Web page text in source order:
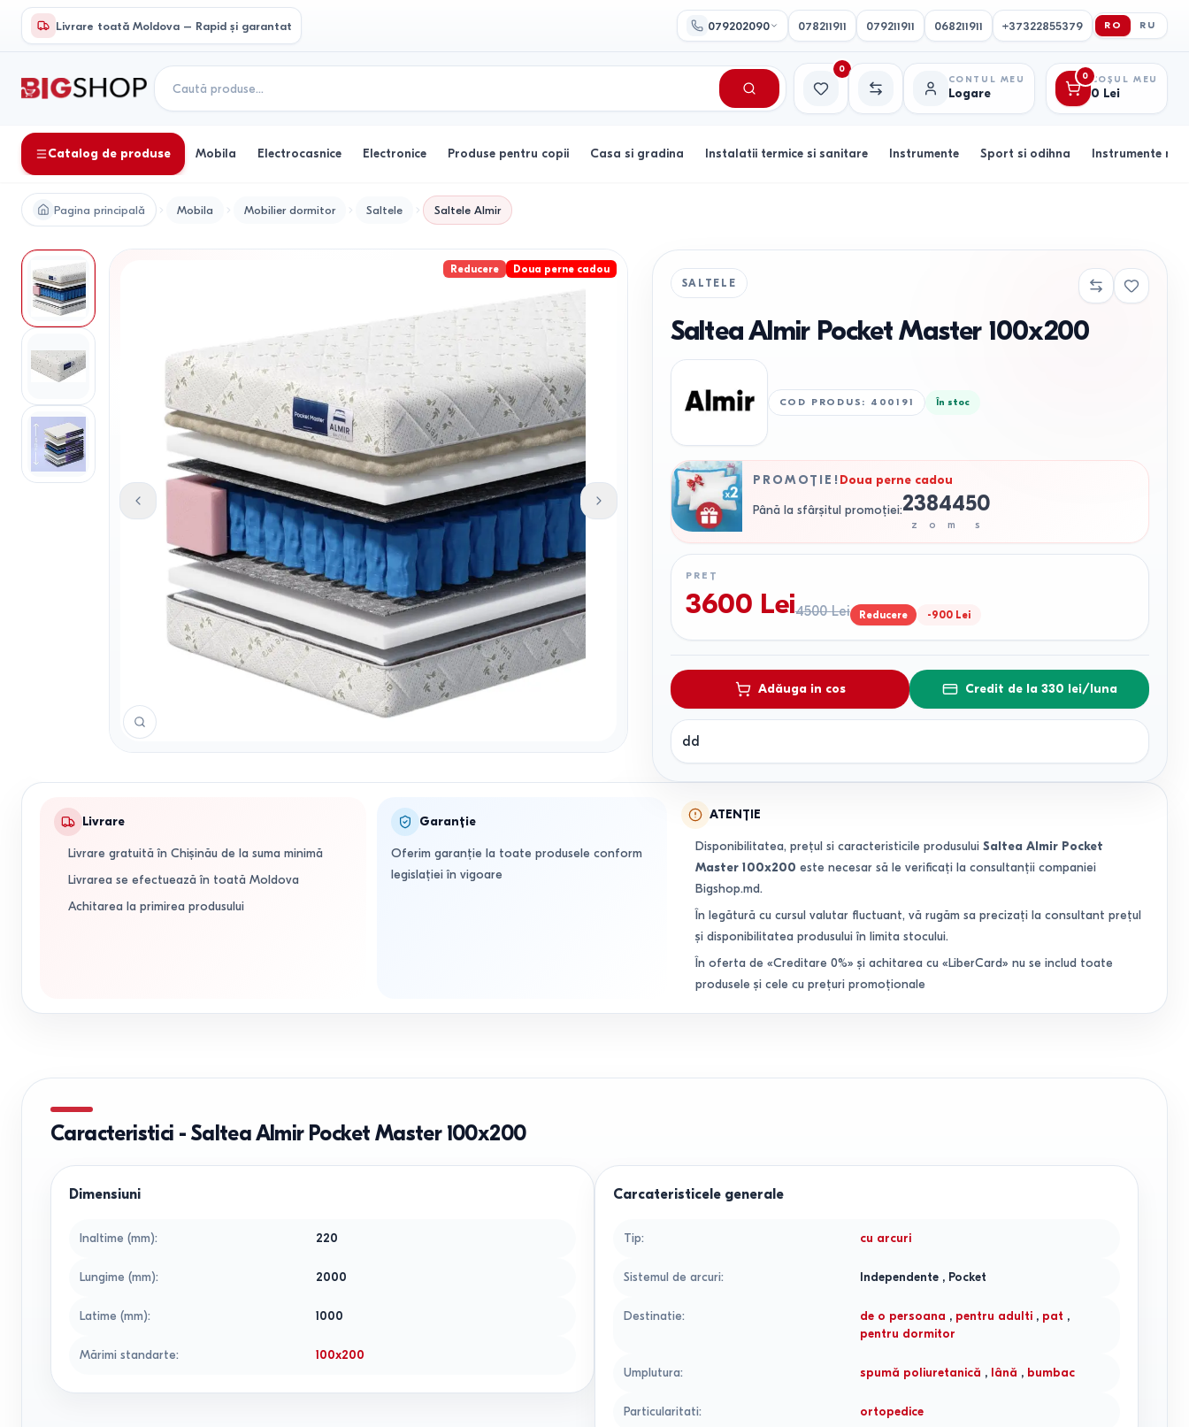
Livrare toată Moldova – Rapid și garantat 079202090 078211911 079211911 068211911 +37322855379 RO RU
Favorite
0
Comparație
CONTUL MEU
Logare
0 COȘUL MEU
0 Lei
Catalog de produse Mobila Electrocasnice Electronice Produse pentru copii Casa si gradina Instalatii termice si sanitare Instrumente Sport si odihna Instrumente
Pagina principală Mobila Mobilier dormitor Saltele Saltele Almir
Reducere
Doua perne cadou
SALTELE
Saltea Almir Pocket Master 100x200
COD PRODUS : 400191 În stoc
PROMOȚIE ! Doua perne cadou
Până la sfârșitul promoției:23
z
8
o
44
m
49
s
PREȚ
3600 Lei4500 Lei Reducere -900 Lei
Adăuga in cos Credit de la 330 lei/luna
dd
Livrare
Livrare gratuită în Chișinău de la suma minimă
Livrarea se efectuează în toată Moldova
Achitarea la primirea produsului
Garanție
Oferim garanție la toate produsele conform
legislației în vigoare
ATENȚIE
Disponibilitatea, prețul si caracteristicile produsului Saltea Almir Pocket
Master 100x200 este necesar să le verificați la consultanții companiei
Bigshop.md.
În legătură cu cursul valutar fluctuant, vă rugăm sa precizați la consultant prețul
și disponibilitatea produsului în limita stocului.
În oferta de «Creditare 0%» și achitarea cu «LiberCard» nu se includ toate
produsele și cele cu prețuri promoționale
Caracteristici - Saltea Almir Pocket Master 100x200
Dimensiuni
Inaltime (mm): 220
Lungime (mm): 2000
Latime (mm): 1000
Mărimi standarte: 100x200
Carcateristicele generale
Tip: cu arcuri
Sistemul de arcuri: Independente , Pocket
Destinatie: de o persoana , pentru adulti , pat ,
pentru dormitor
Umplutura: spumă poliuretanică , lână , bumbac
Particularitati: ortopedice